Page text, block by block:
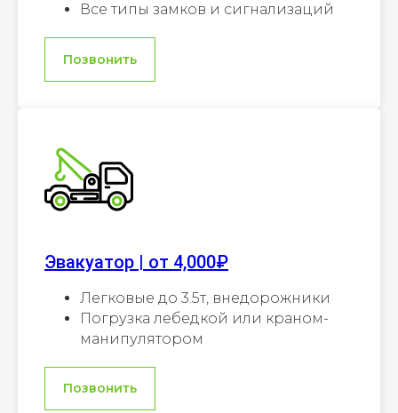
Все типы замков и сигнализаций
Позвонить
Эвакуатор | от 4,000₽
Легковые до 3.5т, внедорожники
Погрузка лебедкой или краном-
манипулятором
Позвонить